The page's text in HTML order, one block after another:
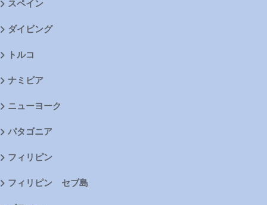
スペイン
ダイビング
トルコ
ナミビア
ニューヨーク
パタゴニア
フィリピン
フィリピン セブ島